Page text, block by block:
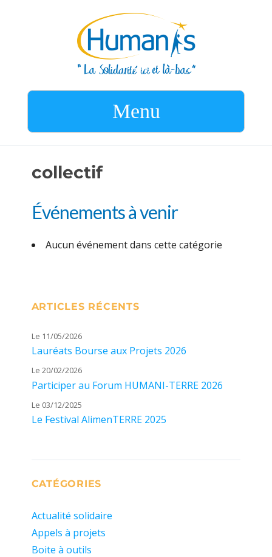
Menu
collectif
Événements à venir
Aucun événement dans cette catégorie
ARTICLES RÉCENTS
Le 11/05/2026
Lauréats Bourse aux Projets 2026
Le 20/02/2026
Participer au Forum HUMANI-TERRE 2026
Le 03/12/2025
Le Festival AlimenTERRE 2025
CATÉGORIES
Actualité solidaire
Appels à projets
Boite à outils